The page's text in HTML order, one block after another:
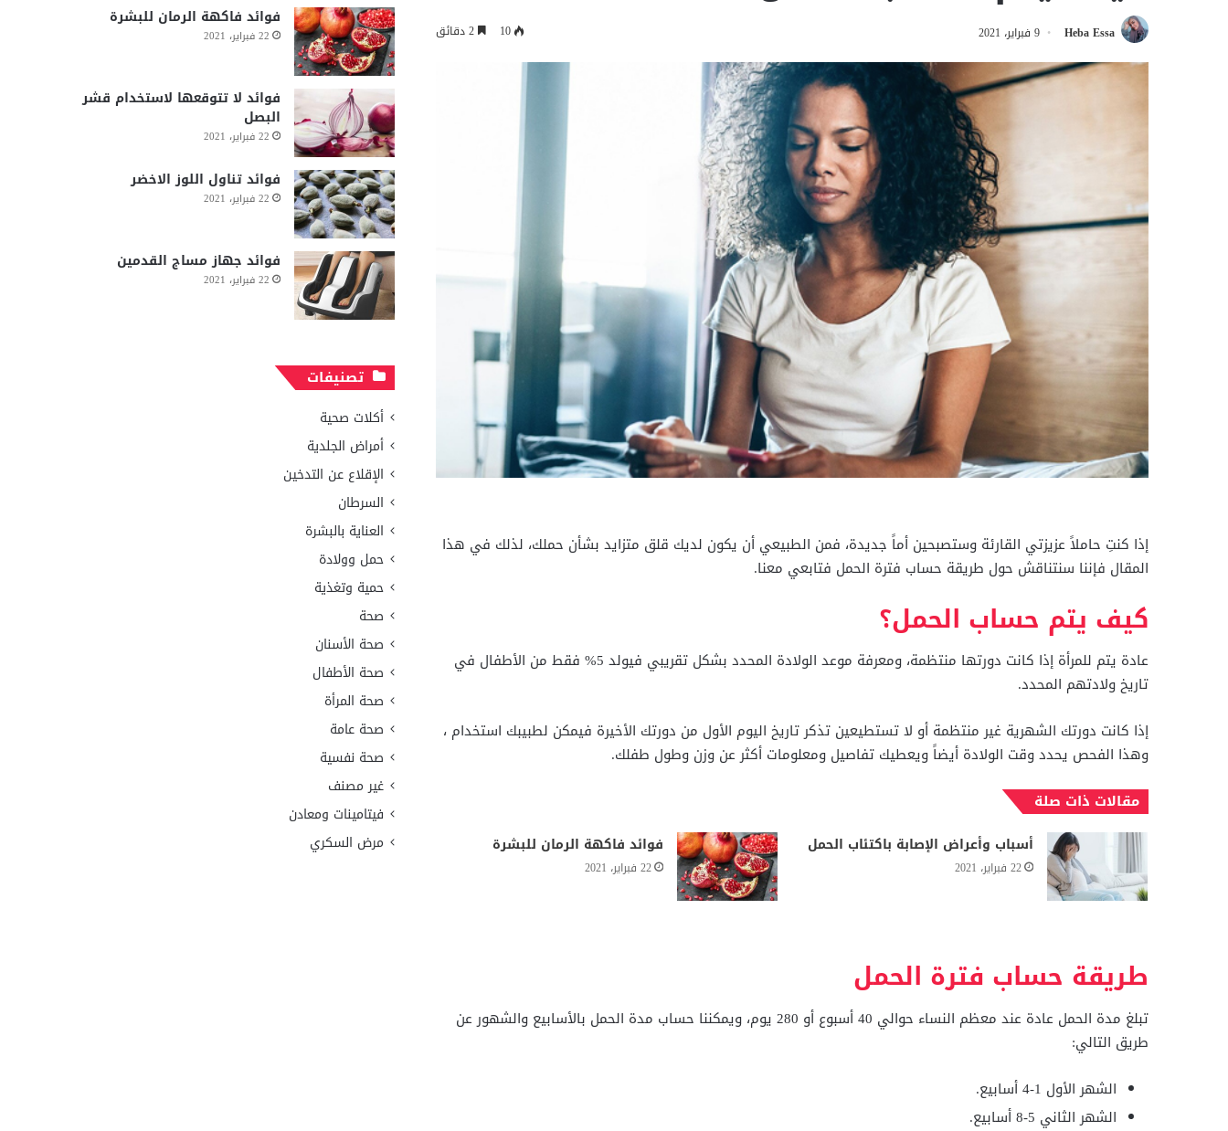
Heba Essa 9 فبراير، 2021 10
إذا كنتِ حاملاً عزيزتي القارئة وستصبحين أماً جديدة، فمن الطبيعي أن يكون لديك قلق متزايد بشأن حملك، لذلك في هذا
المقال فإننا سنتناقش حول طريقة حساب فترة الحمل فتابعي معنا.
كيف يتم حساب الحمل؟
عادة يتم للمرأة إذا كانت دورتها منتظمة، ومعرفة موعد الولادة المحدد بشكل تقريبي فيولد 5% فقط من الأطفال في
تاريخ ولادتهم المحدد.
إذا كانت دورتك الشهرية غير منتظمة أو لا تستطيعين تذكر تاريخ اليوم الأول من دورتك الأخيرة فيمكن لطبيبك استخدام ،
وهذا الفحص يحدد وقت الولادة أيضاً ويعطيك تفاصيل ومعلومات أكثر عن وزن وطول طفلك.
مقالات ذات صلة
أسباب وأعراض الإصابة باكتئاب الحمل
22 فبراير، 2021
فوائد فاكهة الرمان للبشرة
22 فبراير، 2021
طريقة حساب فترة الحمل
تبلغ مدة الحمل عادة عند معظم النساء حوالي 40 أسبوع أو 280 يوم، ويمكننا حساب مدة الحمل بالأسابيع والشهور عن
طريق التالي:
الشهر الأول 1-4 أسابيع.
الشهر الثاني 5-8 أسابيع.
فوائد فاكهة الرمان للبشرة
22 فبراير، 2021
فوائد لا تتوقعها لاستخدام قشر
البصل
22 فبراير، 2021
فوائد تناول اللوز الاخضر
22 فبراير، 2021
فوائد جهاز مساج القدمين
22 فبراير، 2021
تصنيفات
أكلات صحية
أمراض الجلدية
الإقلاع عن التدخين
السرطان
العناية بالبشرة
حمل وولادة
حمية وتغذية
صحة
صحة الأسنان
صحة الأطفال
صحة المرأة
صحة عامة
صحة نفسية
غير مصنف
فيتامينات ومعادن
مرض السكري